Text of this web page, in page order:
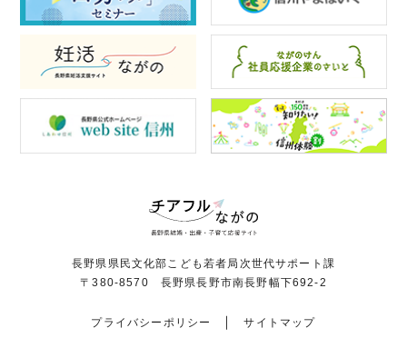
長野県県民文化部こども若者局次世代サポート課
〒380-8570 長野県長野市南長野幅下692-2
プライバシーポリシー サイトマップ